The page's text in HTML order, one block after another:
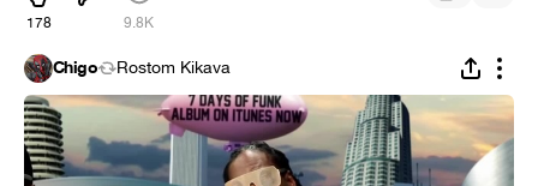
178 9.8K
Chigo Rostom Kikava